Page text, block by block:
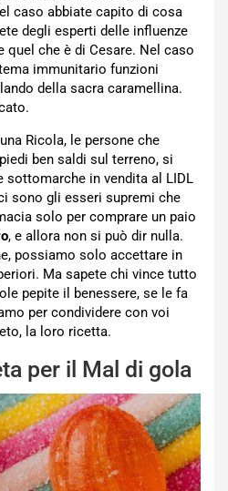
caso abbiate capito di cosa
degli esperti delle influenze
quel che è di Cesare. Nel caso
immunitario funzioni
della sacra caramellina.
Ricola, le persone che
ben saldi sul terreno, si
sottomarche in vendita al LIDL
sono gli esseri supremi che
solo per comprare un paio
, e allora non si può dir nulla.
possiamo solo accettare in
Ma sapete chi vince tutto
pepite il benessere, se le fa
per condividere con voi
la loro ricetta.
per il Mal di gola